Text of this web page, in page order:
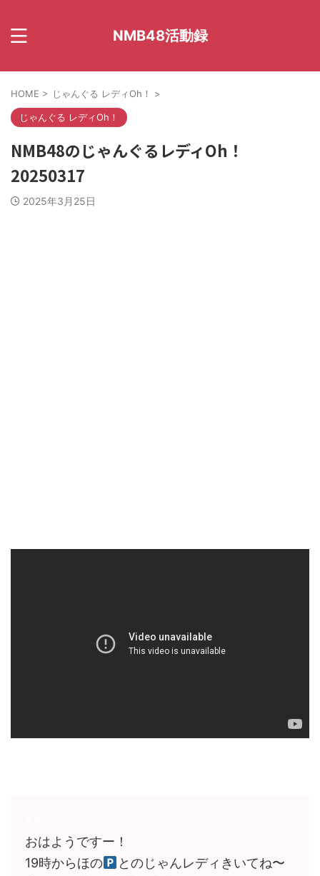
NMB48活動録
HOME > じゃんぐる レディOh！ >
じゃんぐる レディOh！
NMB48のじゃんぐるレディOh！
20250317
2025年3月25日
おはようですー！
19時からほの
とのじゃんレディきいてね〜